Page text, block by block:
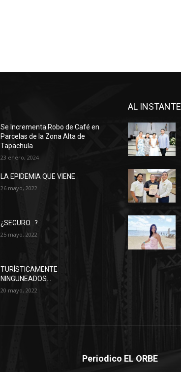
Se Incrementa Robo de Café en
Parcelas de la Zona Alta de
Tapachula
23 enero, 2024
LA EPIDEMIA QUE VIENE
26 mayo, 2022
¿SEGURO…?
25 mayo, 2022
TURÍSTICAMENTE
NINGUNEADOS…
20 mayo, 2022
AL INSTANTE
Periodico EL ORBE